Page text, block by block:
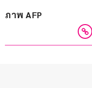
ภาพ AFP